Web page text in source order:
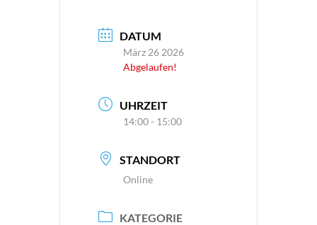
DATUM
März 26 2026
Abgelaufen!
UHRZEIT
14:00 - 15:00
STANDORT
Online
KATEGORIE